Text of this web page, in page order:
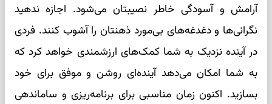
آرامش و آسودگی خاطر نصیبتان می‌شود. اجازه ندهید
نگرانی‌ها و دغدغه‌های بی‌مورد ذهنتان را آشوب کنند. فردی
در آینده نزدیک به شما کمک‌های ارزشمندی خواهد کرد که
به شما امکان می‌دهد آینده‌ای روشن و موفق برای خود
بسازید. اکنون زمان مناسبی برای برنامه‌ریزی و ساماندهی